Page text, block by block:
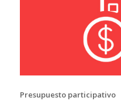
Presupuesto participativo